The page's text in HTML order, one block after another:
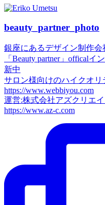
beauty_partner_photo
銀座にあるデザイン制作会
「Beauty partner」offical
新中
サロン様向けのハイクオ
https://www.webbiyou.com
運営:株式会社アズクリエイ
https://www.az-c.com